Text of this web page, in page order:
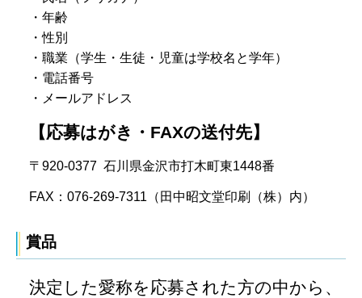
・年齢
・性別
・職業（学生・生徒・児童は学校名と学年）
・電話番号
・メールアドレス
【応募はがき・FAXの送付先】
〒920-0377 石川県金沢市打木町東1448番
FAX：076-269-7311（田中昭文堂印刷（株）内）
賞品
決定した愛称を応募された方の中から、